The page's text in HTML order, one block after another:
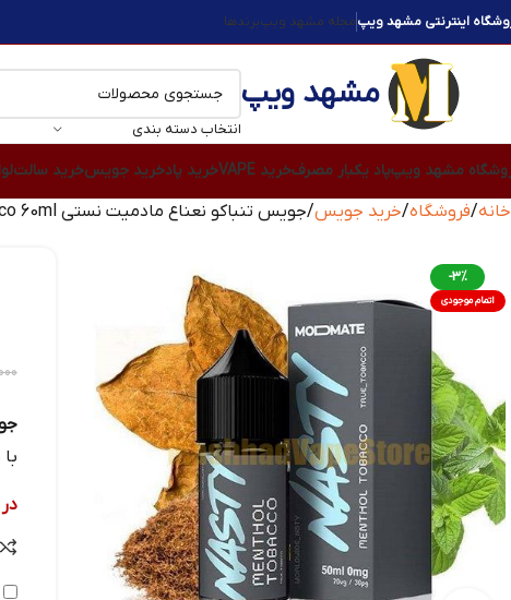
اینترنتی مشهد ویپمجله مشهد ویپبرندها
مشهد ویپ
انتخاب دسته بندی
مشهد ویپپاد یکبار مصرفخرید VAPE خرید پادخرید جویسخرید سالت
خانه فروشگاه خرید جویس جویس تنباکو نعناع مادمیت نستی Nasty ModMate Menthol Tobacco 60ml
-3%
اتمام موجودی